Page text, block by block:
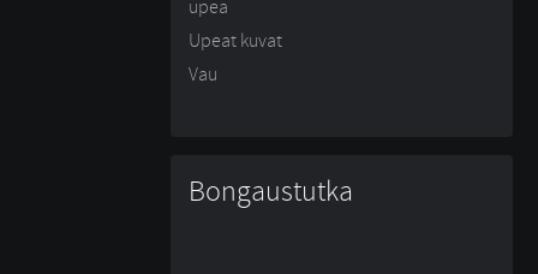
upea
Upeat kuvat
Vau
Bongaustutka